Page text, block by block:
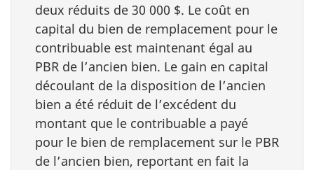
deux réduits de 30 000 $. Le coût en
capital du bien de remplacement pour le
contribuable est maintenant égal au
PBR de l’ancien bien. Le gain en capital
découlant de la disposition de l’ancien
bien a été réduit de l’excédent du
montant que le contribuable a payé
pour le bien de remplacement sur le PBR
de l’ancien bien, reportant en fait la